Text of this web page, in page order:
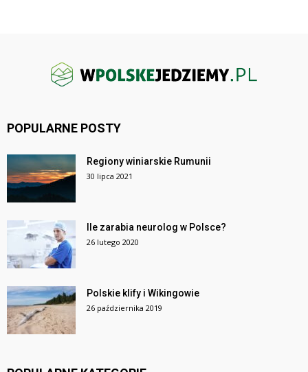
POPULARNE POSTY
Regiony winiarskie Rumunii
30 lipca 2021
Ile zarabia neurolog w Polsce?
26 lutego 2020
Polskie klify i Wikingowie
26 października 2019